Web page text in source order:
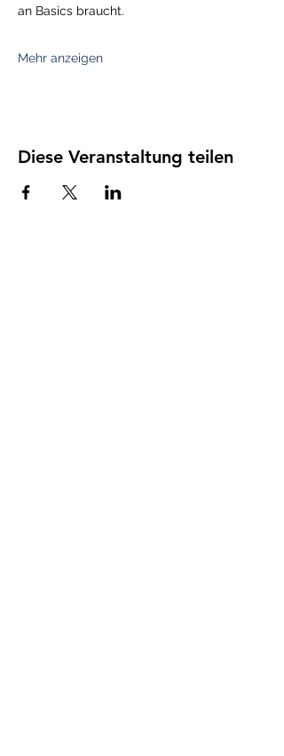
an Basics braucht.
Mehr anzeigen
Diese Veranstaltung teilen